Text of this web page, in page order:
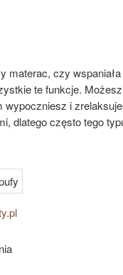
materac, czy wspaniała
te funkcje.
wypoczniesz i
dlatego często tego